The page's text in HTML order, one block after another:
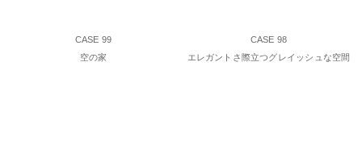
CASE 99
空の家
CASE 98
エレガントさ際立つグレイッシュな空間